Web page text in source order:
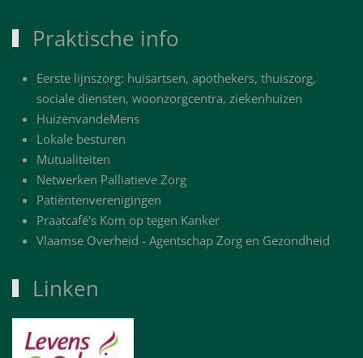
Praktische info
Eerste lijnszorg: huisartsen, apothekers, thuiszorg,
sociale diensten, woonzorgcentra, ziekenhuizen
HuizenvandeMens
Lokale besturen
Mutualiteiten
Netwerken Palliatieve Zorg
Patiëntenverenigingen
Praatcafé's Kom op tegen Kanker
Vlaamse Overheid - Agentschap Zorg en Gezondheid
Linken